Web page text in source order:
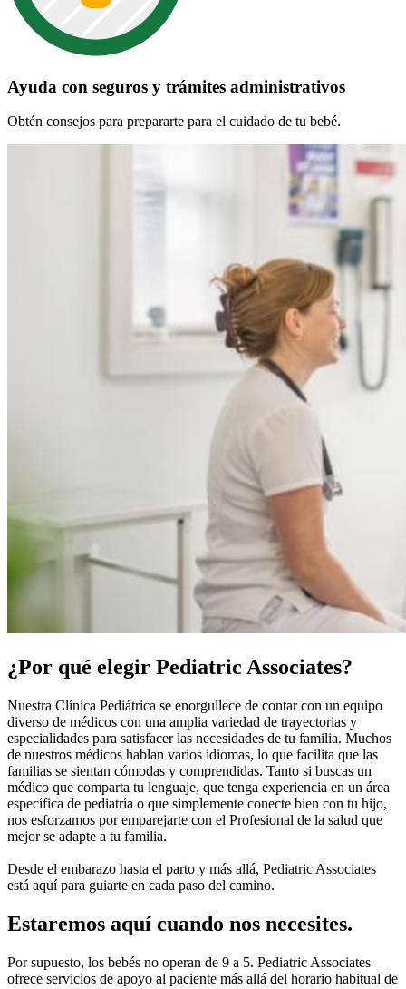
Ayuda con seguros y trámites administrativos
Obtén consejos para prepararte para el cuidado de tu bebé.
¿Por qué elegir Pediatric Associates?
Nuestra Clínica Pediátrica se enorgullece de contar con un equipo
diverso de médicos con una amplia variedad de trayectorias y
especialidades para satisfacer las necesidades de tu familia. Muchos
de nuestros médicos hablan varios idiomas, lo que facilita que las
familias se sientan cómodas y comprendidas. Tanto si buscas un
médico que comparta tu lenguaje, que tenga experiencia en un área
específica de pediatría o que simplemente conecte bien con tu hijo,
nos esforzamos por emparejarte con el Profesional de la salud que
mejor se adapte a tu familia.
Desde el embarazo hasta el parto y más allá, Pediatric Associates
está aquí para guiarte en cada paso del camino.
Estaremos aquí cuando nos necesites.
Por supuesto, los bebés no operan de 9 a 5. Pediatric Associates
ofrece servicios de apoyo al paciente más allá del horario habitual de